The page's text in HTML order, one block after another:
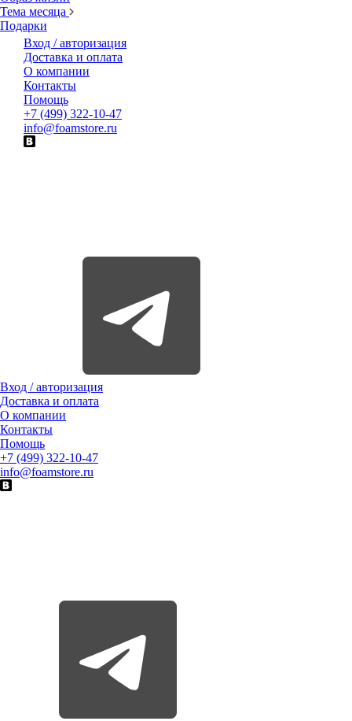
Тема месяца
Подарки
Вход / авторизация
Доставка и оплата
О компании
Контакты
Помощь
+7 (499) 322-10-47
info@foamstore.ru
Вход / авторизация
Доставка и оплата
О компании
Контакты
Помощь
+7 (499) 322-10-47
info@foamstore.ru